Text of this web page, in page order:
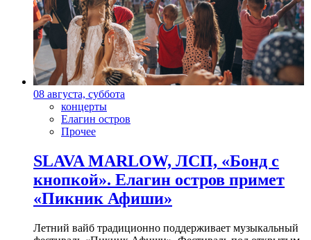
08 августа, суббота
концерты
Елагин остров
Прочее
SLAVA MARLOW, ЛСП, «Бонд с
кнопкой». Елагин остров примет
«Пикник Афиши»
Летний вайб традиционно поддерживает музыкальный